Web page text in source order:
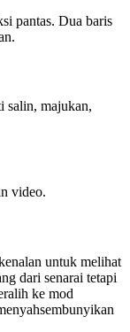
pantas. Dua baris
salin, majukan,
video.
untuk melihat
dari senarai tetapi
ke mod